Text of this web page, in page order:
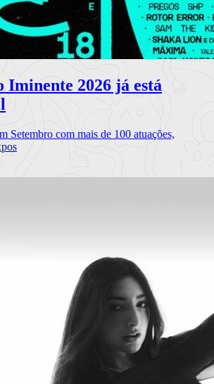
Iminente 2026 já está
Setembro com mais de 100 atuações,